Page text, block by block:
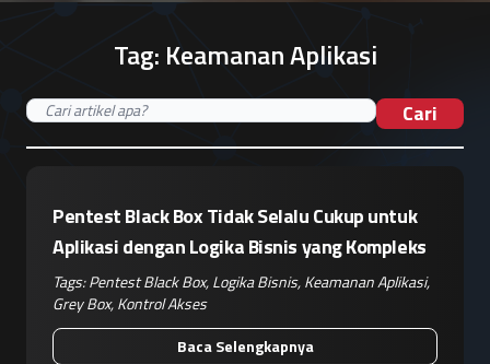
Tag: Keamanan Aplikasi
Cari
Pentest Black Box Tidak Selalu Cukup untuk
Aplikasi dengan Logika Bisnis yang Kompleks
Tags:Pentest Black Box,Logika Bisnis,Keamanan Aplikasi,
Grey Box,Kontrol Akses
Baca Selengkapnya